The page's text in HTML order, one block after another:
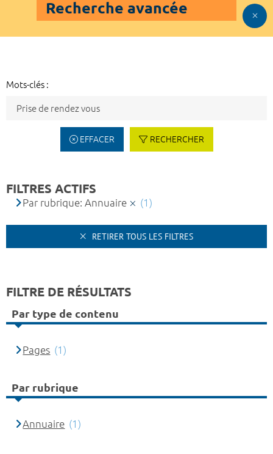
Recherche avancée
Mots-clés :
EFFACER RECHERCHER
FILTRES ACTIFS
Par rubrique: Annuaire (1)
RETIRER TOUS LES FILTRES
FILTRE DE RÉSULTATS
Par type de contenu
Pages (1)
Par rubrique
Annuaire (1)